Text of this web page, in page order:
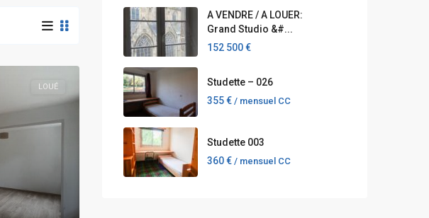
LOUÉ
A VENDRE / A LOUER:
Grand Studio &#...
152 500 €
Studette – 026
355 € / mensuel CC
Studette 003
360 € / mensuel CC